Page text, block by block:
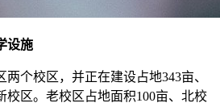
设施
个校区，并正在建设占地343亩、
校区。老校区占地面积100亩、北校